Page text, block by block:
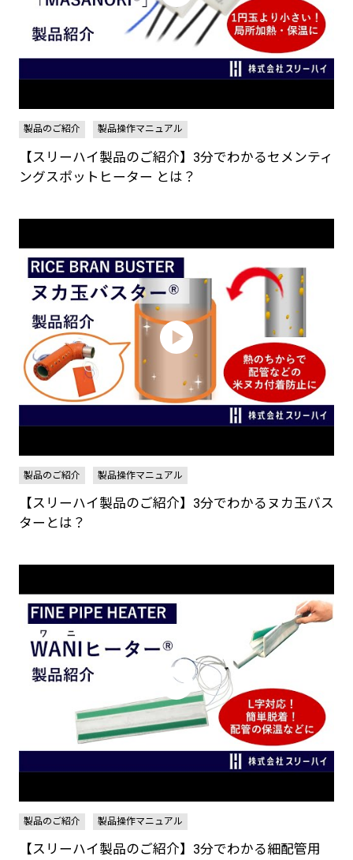
製品のご紹介 製品操作マニュアル
【スリーハイ製品のご紹介】3分でわかるセメンティ
ングスポットヒーター とは？
製品のご紹介 製品操作マニュアル
【スリーハイ製品のご紹介】3分でわかるヌカ玉バス
ターとは？
製品のご紹介 製品操作マニュアル
【スリーハイ製品のご紹介】3分でわかる細配管用